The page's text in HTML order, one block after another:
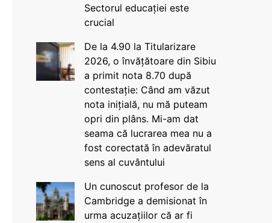
Sectorul educației este
crucial
De la 4.90 la Titularizare
2026, o învățătoare din Sibiu
a primit nota 8.70 după
contestație: Când am văzut
nota inițială, nu mă puteam
opri din plâns. Mi-am dat
seama că lucrarea mea nu a
fost corectată în adevăratul
sens al cuvântului
Un cunoscut profesor de la
Cambridge a demisionat în
urma acuzațiilor că ar fi